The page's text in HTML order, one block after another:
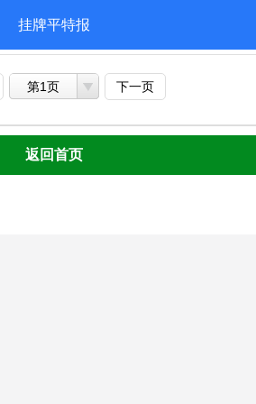
挂牌平特报
第1页 下一页
返回首页